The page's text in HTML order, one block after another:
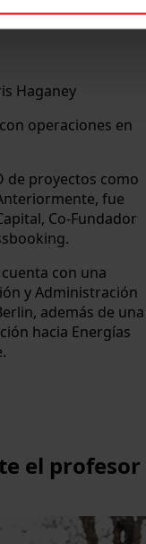
Haganey
operaciones en
de proyectos como
fue
Co-Fundador
con una
y Administración
además de una
hacia Energías
el profesor